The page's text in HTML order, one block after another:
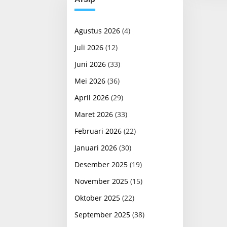
Agustus 2026 (4)
Juli 2026 (12)
Juni 2026 (33)
Mei 2026 (36)
April 2026 (29)
Maret 2026 (33)
Februari 2026 (22)
Januari 2026 (30)
Desember 2025 (19)
November 2025 (15)
Oktober 2025 (22)
September 2025 (38)